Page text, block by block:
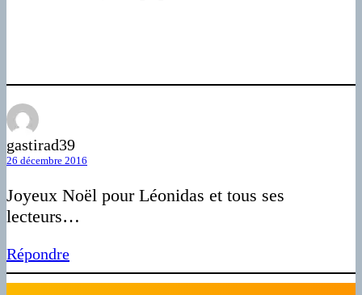
gastirad39
26 décembre 2016
Joyeux Noël pour Léonidas et tous ses
lecteurs…
Répondre